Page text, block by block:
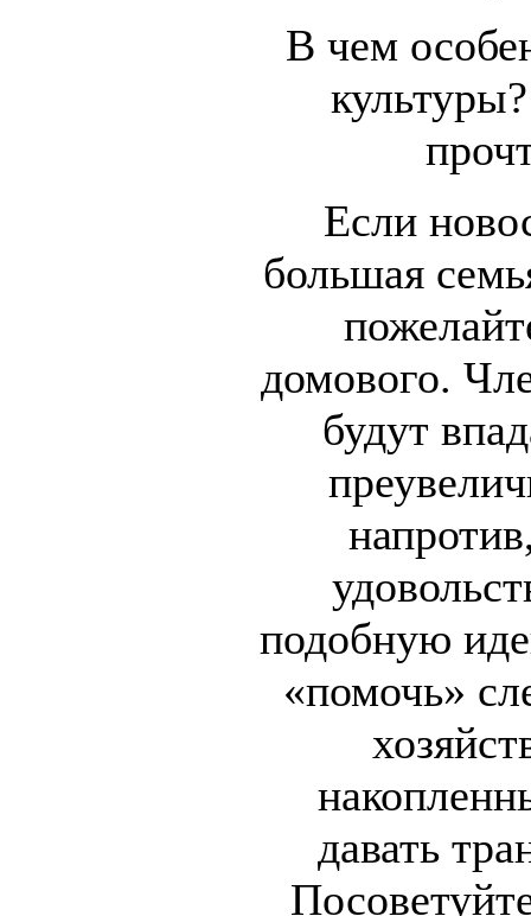
В чем
Если
большая
домового.
будут
подобную
«помочь»
давать